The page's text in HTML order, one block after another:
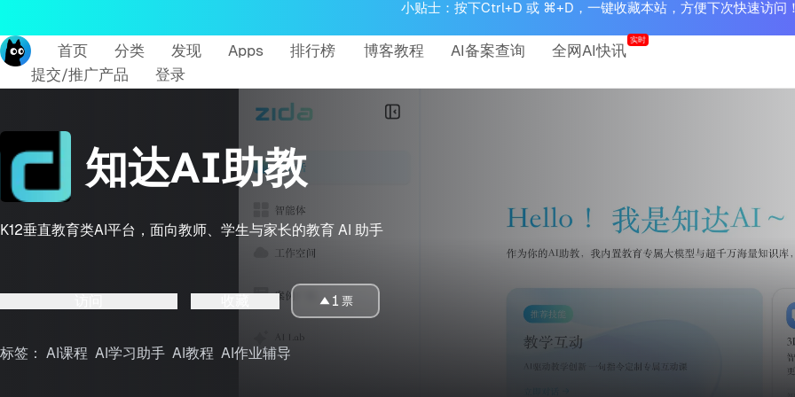
小贴士：按下Ctrl+D 或 ⌘+D，一键收藏本站，方便下次快速访问
首页 分类 发现 Apps 排行榜 博客教程 AI备案查询 全网AI快讯
实时
提交/推广产品 登录
知达AI助教
K12垂直教育类AI平台，面向教师、学生与家长的教育 AI 助手
1 票
标签： AI课程 AI学习助手 AI教程 AI作业辅导